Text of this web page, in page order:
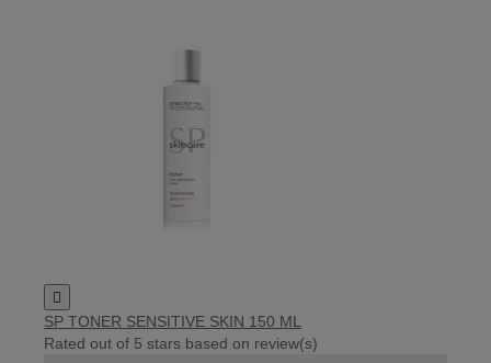

SP TONER SENSITIVE SKIN 150 ML
Rated out of 5 stars based on review(s)